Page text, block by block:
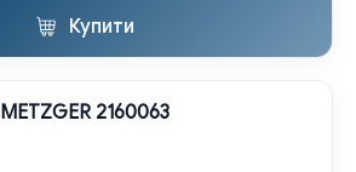
Купити
METZGER 2160063